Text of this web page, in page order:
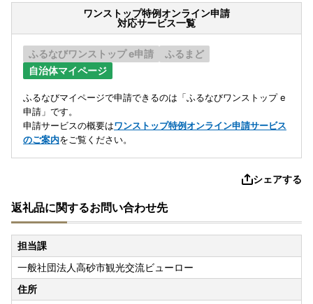
ワンストップ特例オンライン申請
対応サービス一覧
ふるなびワンストップ e申請
ふるまど
自治体マイページ
ふるなびマイページで申請できるのは「ふるなびワンストップ e
申請」です。
申請サービスの概要はワンストップ特例オンライン申請サービス
のご案内をご覧ください。
シェアする
返礼品に関するお問い合わせ先
担当課
一般社団法人高砂市観光交流ビューロー
住所